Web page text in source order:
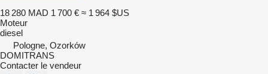
18 280 MAD 1 700 € ≈ 1 964 $US
Moteur
diesel
Pologne, Ozorków
DOMITRANS
Contacter le vendeur